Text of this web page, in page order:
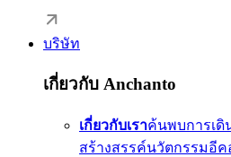
บริษัท
เกี่ยวกับ Anchanto
เกี่ยวกับเราค้นพบการเดิ
สร้างสรรค์นวัตกรรมอีค